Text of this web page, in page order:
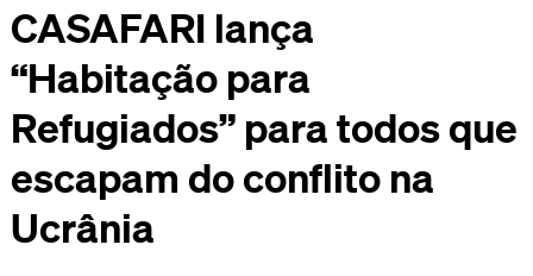
CASAFARI lança
“Habitação para
Refugiados” para todos que
escapam do conflito na
Ucrânia